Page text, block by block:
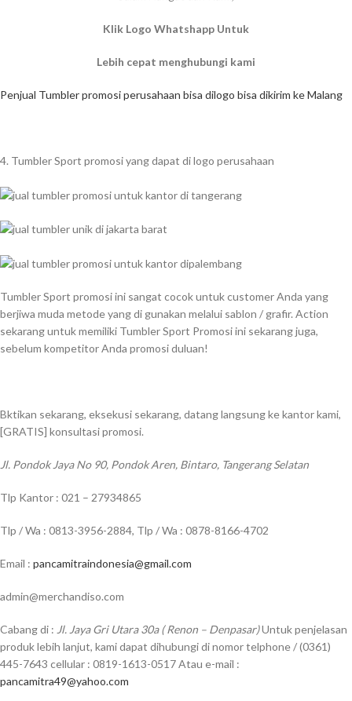
Klik Logo Whatshapp Untuk
Lebih cepat menghubungi kami
Penjual Tumbler promosi perusahaan bisa dilogo bisa dikirim ke Malang
4. Tumbler Sport promosi yang dapat di logo perusahaan
Tumbler Sport promosi ini sangat cocok untuk customer Anda yang
berjiwa muda metode yang di gunakan melalui sablon / grafir. Action
sekarang untuk memiliki Tumbler Sport Promosi ini sekarang juga,
sebelum kompetitor Anda promosi duluan!
Bktikan sekarang, eksekusi sekarang, datang langsung ke kantor kami,
[GRATIS] konsultasi promosi.
Jl. Pondok Jaya No 90, Pondok Aren, Bintaro, Tangerang Selatan
Tlp Kantor : 021 – 27934865
Tlp / Wa : 0813-3956-2884, Tlp / Wa : 0878-8166-4702
Email : pancamitraindonesia@gmail.com
admin@merchandiso.com
Cabang di : Jl. Jaya Gri Utara 30a ( Renon – Denpasar)Untuk penjelasan
produk lebih lanjut, kami dapat dihubungi di nomor telphone / (0361)
445-7643 cellular : 0819-1613-0517 Atau e-mail :
pancamitra49@yahoo.com